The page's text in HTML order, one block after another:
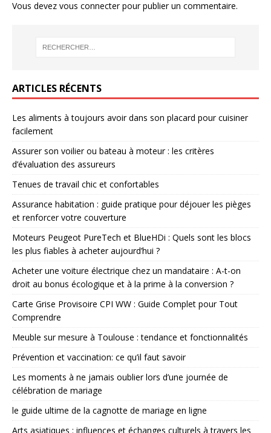
Vous devez vous connecterpour publier un commentaire.
ARTICLES RÉCENTS
Les aliments à toujours avoir dans son placard pour cuisiner
facilement
Assurer son voilier ou bateau à moteur : les critères
d’évaluation des assureurs
Tenues de travail chic et confortables
Assurance habitation : guide pratique pour déjouer les pièges
et renforcer votre couverture
Moteurs Peugeot PureTech et BlueHDi : Quels sont les blocs
les plus fiables à acheter aujourd’hui ?
Acheter une voiture électrique chez un mandataire : A-t-on
droit au bonus écologique et à la prime à la conversion ?
Carte Grise Provisoire CPI WW : Guide Complet pour Tout
Comprendre
Meuble sur mesure à Toulouse : tendance et fonctionnalités
Prévention et vaccination: ce qu’il faut savoir
Les moments à ne jamais oublier lors d’une journée de
célébration de mariage
le guide ultime de la cagnotte de mariage en ligne
Arts asiatiques : influences et échanges culturels à travers les